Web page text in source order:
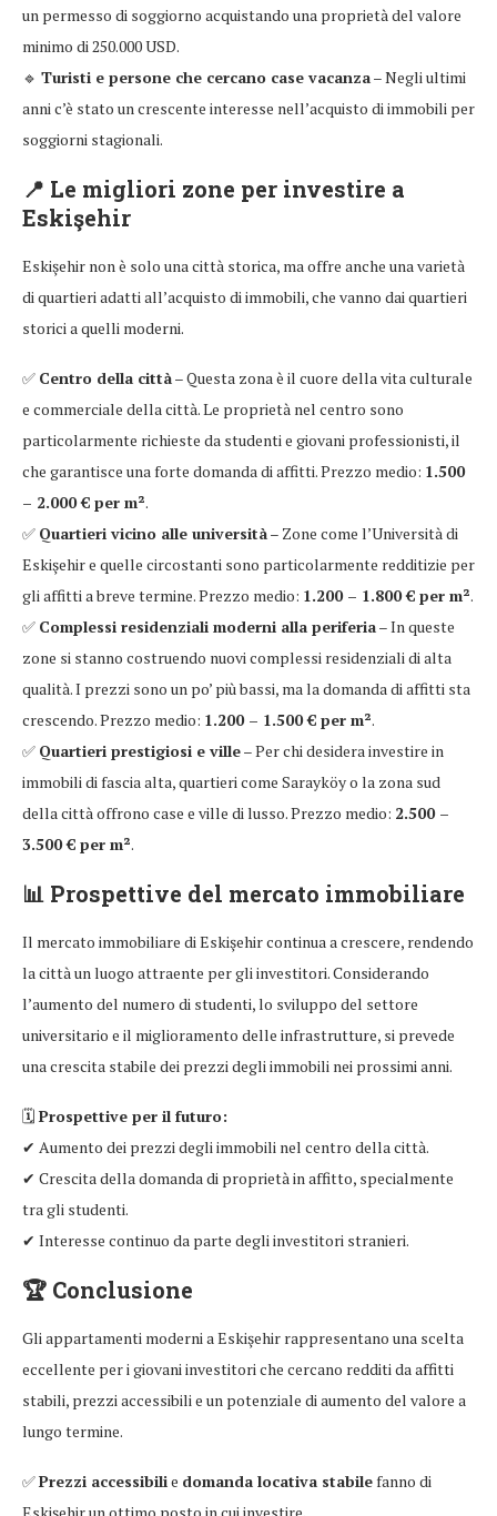
un permesso di soggiorno acquistando una proprietà del valore
minimo di 250.000 USD.
🔹 Turisti e persone che cercano case vacanza– Negli ultimi
anni c’è stato un crescente interesse nell’acquisto di immobili per
soggiorni stagionali.
📍 Le migliori zone per investire a
Eskişehir
Eskişehir non è solo una città storica, ma offre anche una varietà
di quartieri adatti all’acquisto di immobili, che vanno dai quartieri
storici a quelli moderni.
✅ Centro della città– Questa zona è il cuore della vita culturale
e commerciale della città. Le proprietà nel centro sono
particolarmente richieste da studenti e giovani professionisti, il
che garantisce una forte domanda di affitti. Prezzo medio: 1.500
– 2.000 € per m².
✅ Quartieri vicino alle università– Zone come l’Università di
Eskişehir e quelle circostanti sono particolarmente redditizie per
gli affitti a breve termine. Prezzo medio: 1.200 – 1.800 € per m².
✅ Complessi residenziali moderni alla periferia– In queste
zone si stanno costruendo nuovi complessi residenziali di alta
qualità. I prezzi sono un po’ più bassi, ma la domanda di affitti sta
crescendo. Prezzo medio: 1.200 – 1.500 € per m².
✅ Quartieri prestigiosi e ville– Per chi desidera investire in
immobili di fascia alta, quartieri come Sarayköy o la zona sud
della città offrono case e ville di lusso. Prezzo medio: 2.500 –
3.500 € per m².
📊 Prospettive del mercato immobiliare
Il mercato immobiliare di Eskişehir continua a crescere, rendendo
la città un luogo attraente per gli investitori. Considerando
l’aumento del numero di studenti, lo sviluppo del settore
universitario e il miglioramento delle infrastrutture, si prevede
una crescita stabile dei prezzi degli immobili nei prossimi anni.
🗓 Prospettive per il futuro:
✔ Aumento dei prezzi degli immobili nel centro della città.
✔ Crescita della domanda di proprietà in affitto, specialmente
tra gli studenti.
✔ Interesse continuo da parte degli investitori stranieri.
🏆 Conclusione
Gli appartamenti moderni a Eskişehir rappresentano una scelta
eccellente per i giovani investitori che cercano redditi da affitti
stabili, prezzi accessibili e un potenziale di aumento del valore a
lungo termine.
✅Prezzi accessibilie domanda locativa stabilefanno di